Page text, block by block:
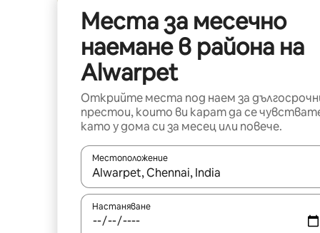
Места за месечно
наемане в района на
Alwarpet
Открийте места под наем за
престои, които ви карат да се
като у дома си за месец или повече.
Местоположение
Когато резултатите се покажат,
Настаняване